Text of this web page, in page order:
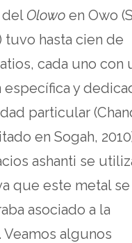
del Olowo en Owo
tuvo hasta cien de
cada uno con
y
particular
en Sogah,
ashanti se
que este metal se
asociado a la
Veamos algunos